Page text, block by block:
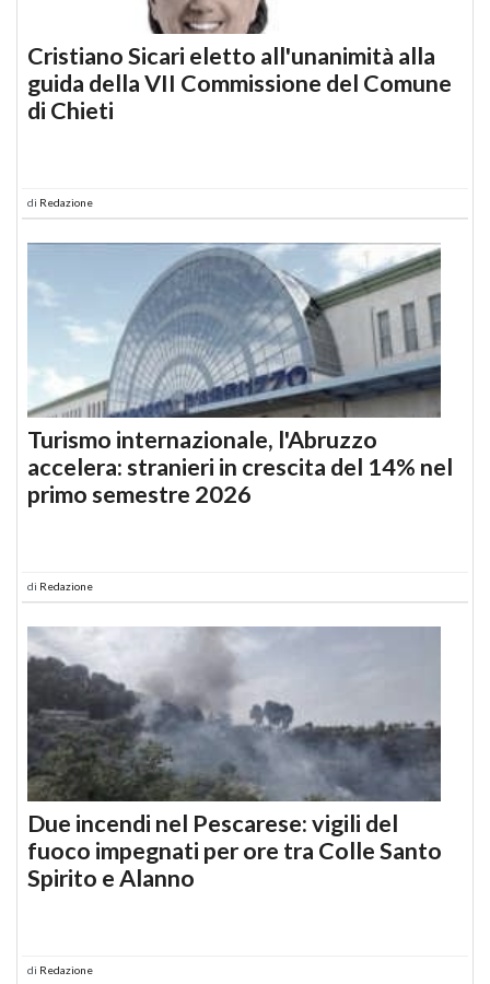
Cristiano Sicari eletto all'unanimità alla
guida della VII Commissione del Comune
di Chieti
di Redazione
Turismo internazionale, l'Abruzzo
accelera: stranieri in crescita del 14% nel
primo semestre 2026
di Redazione
Due incendi nel Pescarese: vigili del
fuoco impegnati per ore tra Colle Santo
Spirito e Alanno
di Redazione